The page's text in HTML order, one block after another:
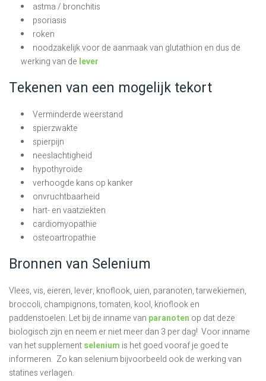
astma / bronchitis
psoriasis
roken
noodzakelijk voor de aanmaak van glutathion en dus de
werking van de lever
Tekenen van een mogelijk tekort
Verminderde weerstand
spierzwakte
spierpijn
neeslachtigheid
hypothyroïde
verhoogde kans op kanker
onvruchtbaarheid
hart- en vaatziekten
cardiomyopathie
osteoartropathie
Bronnen van Selenium
Vlees, vis, eieren, lever, knoflook, uien, paranoten, tarwekiemen,
broccoli, champignons, tomaten, kool, knoflook en
paddenstoelen. Let bij de inname van paranoten op dat deze
biologisch zijn en neem er niet meer dan 3 per dag! Voor inname
van het supplementselenium is het goed vooraf je goed te
informeren. Zo kan selenium bijvoorbeeld ook de werking van
statines verlagen.